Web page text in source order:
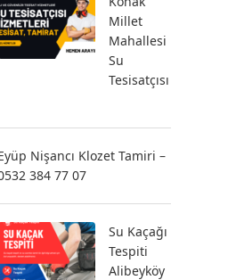
Millet
Mahallesi
Su
Tesisatçısı
Nişancı Klozet Tamiri –
384 77 07
Su Kaçağı
Tespiti
Alibeyköy